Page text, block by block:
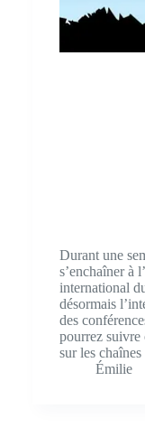
Durant une
s’enchaîner à
international
désormais
des
pourrez suivre
sur les
Émilie